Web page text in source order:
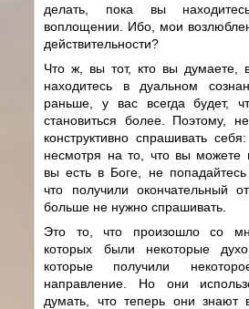
делать, пока вы
воплощении. Ибо, мои
действительности?
Что ж, вы тот, кто вы думаете,
находитесь в дуальном
раньше, у вас всегда будет,
становиться более. Поэтому,
конструктивно спрашивать
несмотря на то, что вы можете
вы есть в Боге, не
что получили окончательный
больше не нужно спрашивать.
Это то, что произошло со
которых были некоторые
которые получили
направление. Но они
думать, что теперь они знают